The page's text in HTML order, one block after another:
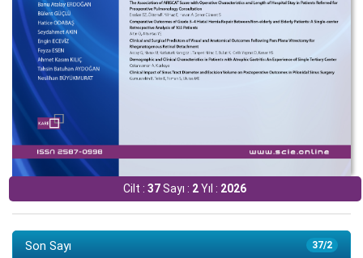
Cilt :37Sayı : 2Yıl : 2026
37/2
Son Sayı